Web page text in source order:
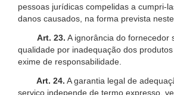
pessoas jurídicas compelidas a cumpri-
danos causados, na forma prevista neste
Art. 23. A ignorância do fornecedor
qualidade por inadequação dos
exime de responsabilidade.
Art. 24. A garantia legal de
serviço independe de termo expresso,